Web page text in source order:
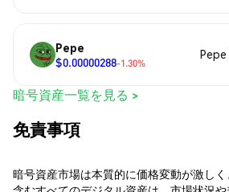
Pepe
$0.00000288-1.30%
Pepe
暗号資産一覧を見る >
免責事項
暗号資産市場は本質的に価格変動が激し